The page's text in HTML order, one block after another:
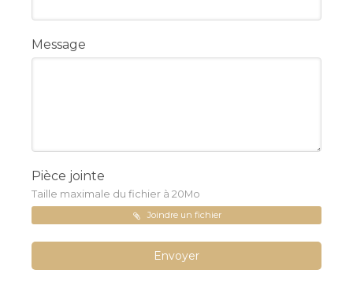
Message
Pièce jointe
Taille maximale du fichier à 20Mo
Joindre un fichier
Envoyer